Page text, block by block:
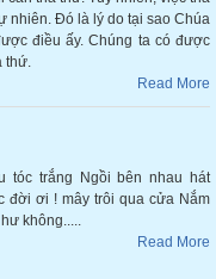
nhiên. Đó là lý do tại sao Chúa
điều ấy. Chúng ta có được
thứ.
Read More
tóc trắng Ngồi bên nhau hát
đời ơi ! mây trôi qua cửa Nắm
không.....
Read More